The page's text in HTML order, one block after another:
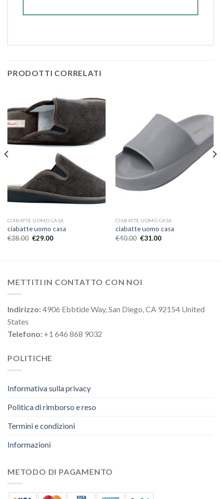
PRODOTTI CORRELATI
CIABATTE UOMO CASA
ciabatte uomo casa
€38.00 €29.00
CIABATTE UOMO CASA
ciabatte uomo casa
€40.00 €31.00
METTITI IN CONTATTO CON NOI
Indirizzo:4906 Ebbtide Way, San Diego, CA 92154 United
States
Telefono: +1 646 868 9032
POLITICHE
Informativa sulla privacy
Politica di rimborso e reso
Termini e condizioni
Informazioni
METODO DI PAGAMENTO